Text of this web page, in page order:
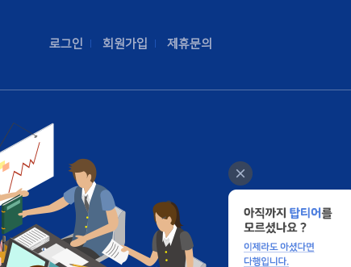
로그인 회원가입 제휴문의